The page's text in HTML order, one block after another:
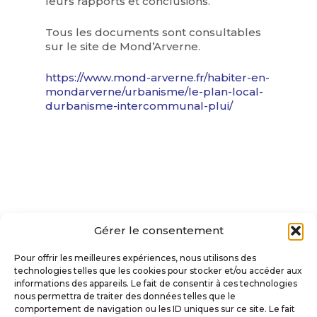
Gérer le consentement
Pour offrir les meilleures expériences, nous utilisons des
technologies telles que les cookies pour stocker et/ou accéder aux
informations des appareils. Le fait de consentir à ces technologies
nous permettra de traiter des données telles que le
comportement de navigation ou les ID uniques sur ce site. Le fait
Tous les documents sont consultables
sur le site de Mond’Arverne.
https://www.mond-arverne.fr/habiter-en-
mondarverne/urbanisme/le-plan-local-
durbanisme-intercommunal-plui/
VILLE DE SAINT-AMANT-TALLENDE